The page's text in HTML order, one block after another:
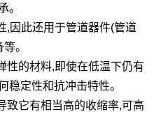
。
,因此还用于管道器件(管道
。
性的材料,即使在低温下仍有
稳定性和抗冲击特性。
致它有相当高的收缩率,可高